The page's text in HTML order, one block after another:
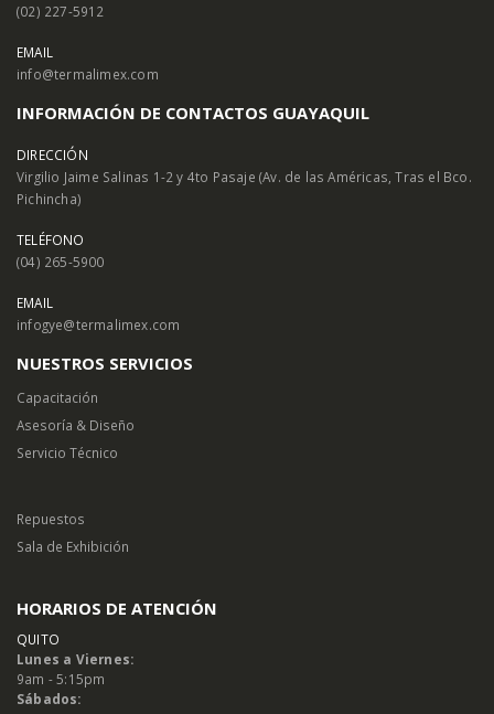
(02) 227-5912
EMAIL
info@termalimex.com
INFORMACIÓN DE CONTACTOS GUAYAQUIL
DIRECCIÓN
Virgilio Jaime Salinas 1-2 y 4to Pasaje (Av. de las Américas, Tras el Bco.
Pichincha)
TELÉFONO
(04) 265-5900
EMAIL
infogye@termalimex.com
NUESTROS SERVICIOS
Capacitación
Asesoría & Diseño
Servicio Técnico
Repuestos
Sala de Exhibición
HORARIOS DE ATENCIÓN
QUITO
Lunes a Viernes:
9am - 5:15pm
Sábados: